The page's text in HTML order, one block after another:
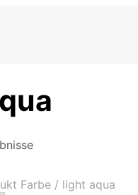
Farbe / light aqua